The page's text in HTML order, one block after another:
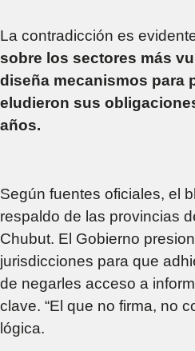
La contradicción es
sobre los sectores más
diseña mecanismos para
eludieron sus
años.
Según fuentes oficiales, el
respaldo de las provincias
Chubut. El Gobierno
jurisdicciones para que
de negarles acceso a
clave. “El que no firma, no
lógica.